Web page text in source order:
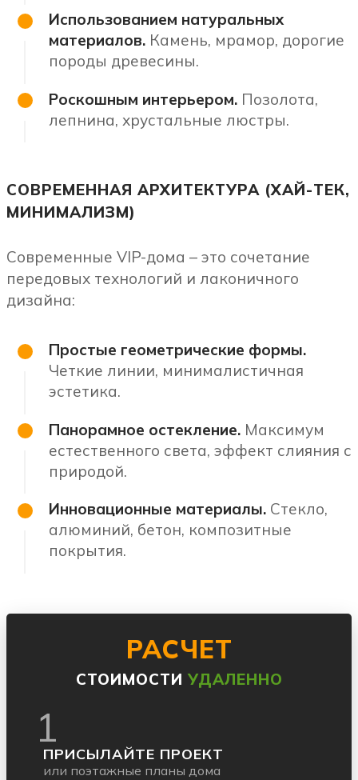
Использованием натуральных
материалов.Камень, мрамор, дорогие
породы древесины.
Роскошным интерьером.Позолота,
лепнина, хрустальные люстры.
СОВРЕМЕННАЯ АРХИТЕКТУРА (ХАЙ-ТЕК,
МИНИМАЛИЗМ)
Современные VIP-дома – это сочетание
передовых технологий и лаконичного
дизайна:
Простые геометрические формы.
Четкие линии, минималистичная
эстетика.
Панорамное остекление.Максимум
естественного света, эффект слияния с
природой.
Инновационные материалы.Стекло,
алюминий, бетон, композитные
покрытия.
РАСЧЕТ
СТОИМОСТИ УДАЛЕННО
1
ПРИСЫЛАЙТЕ ПРОЕКТ
или поэтажные планы дома